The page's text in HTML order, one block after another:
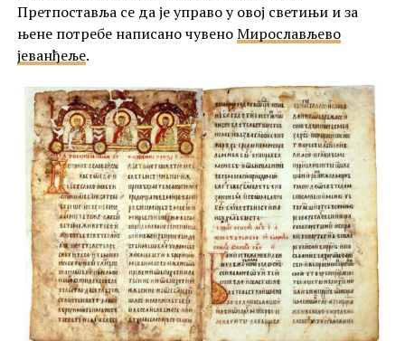
Претпоставља се да је управо у овој светињи и за
њене потребе написано чувеноМирослављево
јеванђеље.